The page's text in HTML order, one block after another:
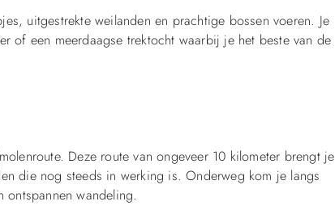
uitgestrekte weilanden en prachtige bossen voeren. Je
of een meerdaagse trektocht waarbij je het beste van de
Deze route van ongeveer 10 kilometer brengt je
die nog steeds in werking is. Onderweg kom je langs
wandeling.